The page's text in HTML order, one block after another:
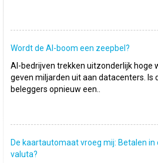
Wordt de AI-boom een zeepbel?
AI-bedrijven trekken uitzonderlijk hoge
geven miljarden uit aan datacenters. Is
beleggers opnieuw een..
De kaartautomaat vroeg mij: Betalen in
valuta?